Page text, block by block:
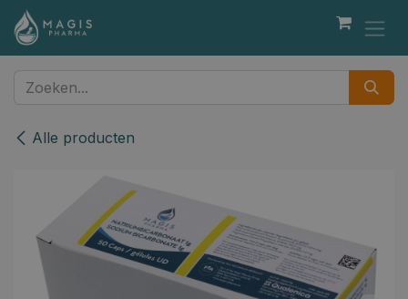
Overslaan naar inhoud
Alle producten